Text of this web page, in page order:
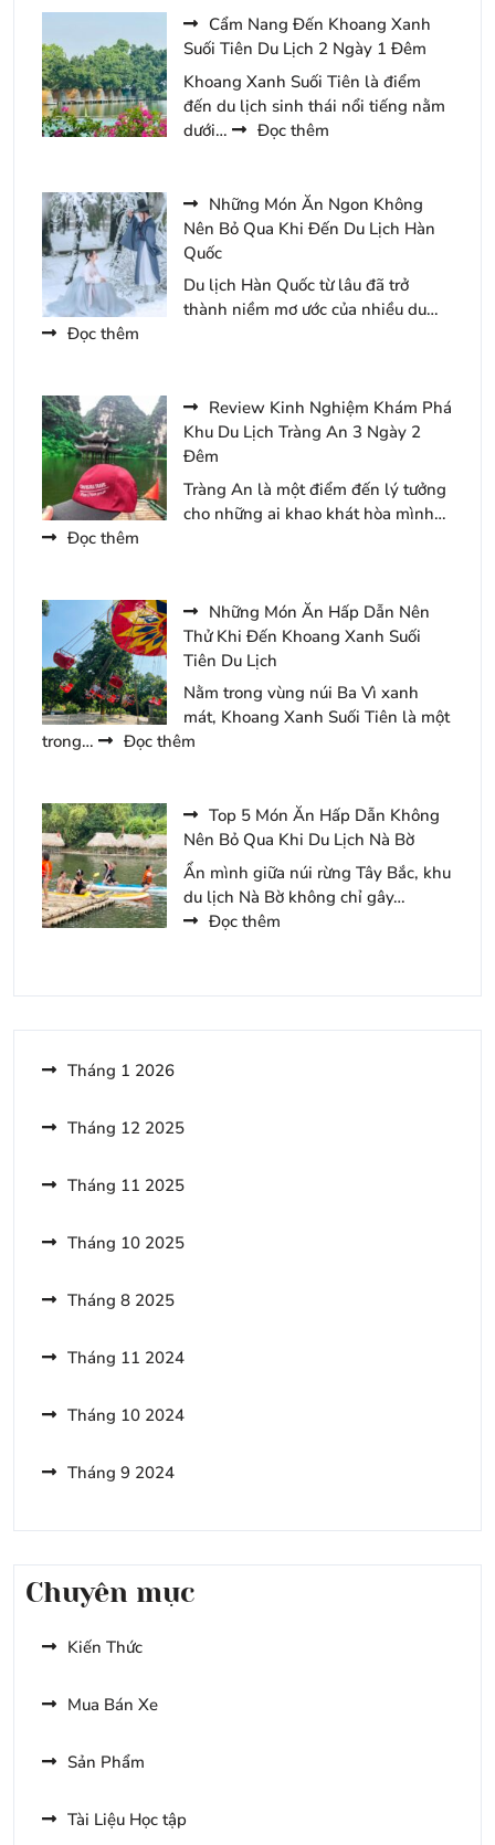
An
2
Ngày
1
Đêm
Đặt
Vé
Tham
Quan
Tam
Chúc
Năm
Cẩm Nang Đến Khoang Xanh
Suối Tiên Du Lịch 2 Ngày 1 Đêm
Khoang Xanh Suối Tiên là điểm
đến du lịch sinh thái nổi tiếng nằm
dưới…
Đọc thêm
Đến
Khoang
Suối
Tiên
Du
Ngày
1
Đêm
Những Món Ăn Ngon Không
Nên Bỏ Qua Khi Đến Du Lịch Hàn
Quốc
Du lịch Hàn Quốc từ lâu đã trở
thành niềm mơ ước của nhiều du…
Đọc thêm
Ăn
Ngon
Không
Nên
Bỏ
Qua
Du
Lịch
Hàn
Quốc
Review Kinh Nghiệm Khám Phá
Khu Du Lịch Tràng An 3 Ngày 2
Đêm
Tràng An là một điểm đến lý tưởng
cho những ai khao khát hòa mình…
Đọc thêm
Nghiệm
Khám
Phá
Khu
Du
Lịch
Tràng
3
Ngày
2
Đêm
Những Món Ăn Hấp Dẫn Nên
Thử Khi Đến Khoang Xanh Suối
Tiên Du Lịch
Nằm trong vùng núi Ba Vì xanh
mát, Khoang Xanh Suối Tiên là một
trong…
Đọc thêm
Ăn
Hấp
Dẫn
Nên
Thử
Suối
Top 5 Món Ăn Hấp Dẫn Không
Nên Bỏ Qua Khi Du Lịch Nà Bờ
Ẩn mình giữa núi rừng Tây Bắc, khu
du lịch Nà Bờ không chỉ gây…
Đọc thêm
Món
Tháng 1 2026
Tháng 12 2025
Tháng 11 2025
Tháng 10 2025
Tháng 8 2025
Tháng 11 2024
Tháng 10 2024
Tháng 9 2024
Chuyên mục
Kiến Thức
Mua Bán Xe
Sản Phẩm
Tài Liệu Học tập